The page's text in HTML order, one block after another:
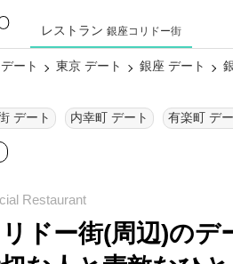
レストラン 銀座コリドー街
ート 東京 デート 銀座 デート
デート 内幸町 デート 有楽町 デ
ドー街(周辺)の